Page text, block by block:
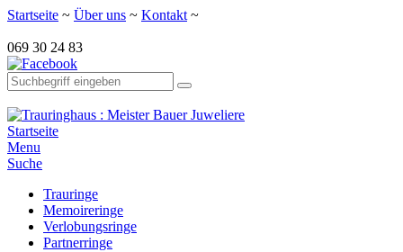
Startseite ~ Über uns ~ Kontakt ~
069 30 24 83
Startseite
Menu
Suche
Trauringe
Memoireringe
Verlobungsringe
Partnerringe